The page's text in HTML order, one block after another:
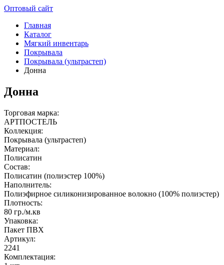
Оптовый сайт
Главная
Каталог
Мягкий инвентарь
Покрывала
Покрывала (ультрастеп)
Донна
Донна
Торговая марка:
АРТПОСТЕЛЬ
Коллекция:
Покрывала (ультрастеп)
Материал:
Полисатин
Состав:
Полисатин (полиэстер 100%)
Наполнитель:
Полиэфирное силиконизированное волокно (100% полиэстер)
Плотность:
80 гр./м.кв
Упаковка:
Пакет ПВХ
Артикул:
2241
Комплектация: